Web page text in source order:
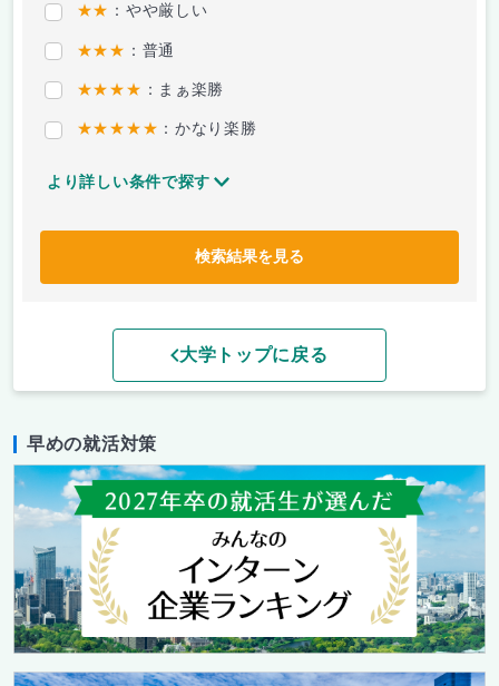
★★ ：やや厳しい
★★★ ：普通
★★★★ ：まぁ楽勝
★★★★★ ：かなり楽勝
より詳しい条件で探す
検索結果を見る
大学トップに戻る
早めの就活対策